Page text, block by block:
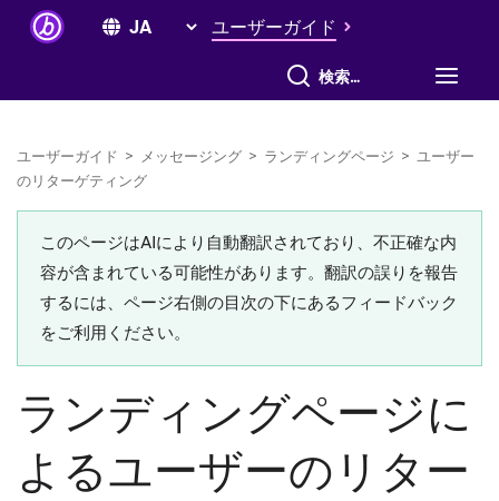
ユーザーガイド
すべて検索
ユーザーガイド > メッセージング > ランディングページ > ユーザー
のリターゲティング
このページはAIにより自動翻訳されており、不正確な内
容が含まれている可能性があります。翻訳の誤りを報告
するには、ページ右側の目次の下にあるフィードバック
をご利用ください。
ランディングページに
よるユーザーのリター